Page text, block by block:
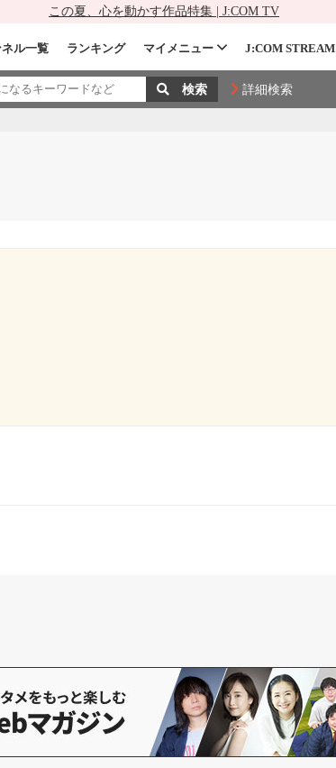
この夏、心を動かす作品特集 | J:COM TV
ル一覧 ランキング マイメニュー J:COM STREAM
詳細検索